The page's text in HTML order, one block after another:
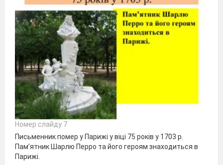
Номер слайду 7
Письменник помер у Парижі у віці 75 років у 1703 р.
Пам’ятник Шарлю Перро та його героям знаходиться в
Парижі.